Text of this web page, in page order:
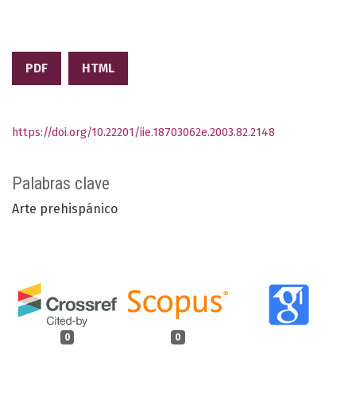
PDF HTML
Palabras clave
Arte prehispánico
0 0
https://doi.org/10.22201/iie.18703062e.2003.82.2148